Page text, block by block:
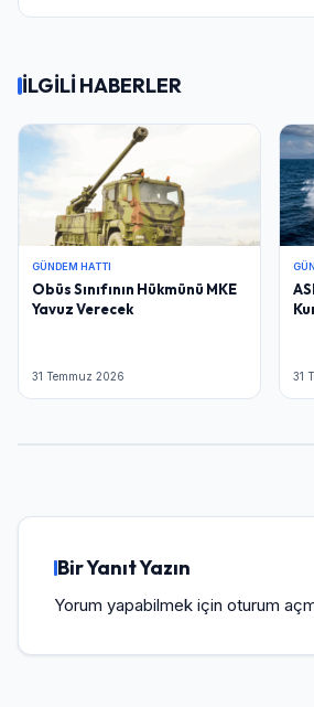
İLGİLİ HABERLER
GÜNDEM HATTI
Obüs Sınıfının Hükmünü MKE
Yavuz Verecek
31 Temmuz 2026 31
Bir Yanıt Yazın
Yorum yapabilmek için oturum